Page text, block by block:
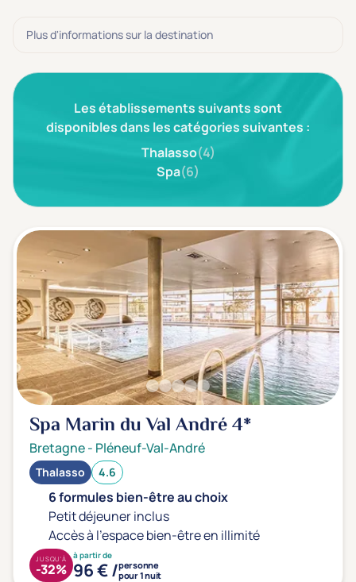
D'après notre partenaire Avis-Vérifiés
(0)
Excellent: 4+
Envie de
Ville
(0)
Montagne
(0)
Campagne
(0)
Type de séjour
Thalasso Thermal Spa Spa
Thématiques bien-être
Accès à l'espace bien-être
Massage, détente, Rituel du monde
Remise en forme
Plus d'informations sur la destination
Les établissements suivants sont
disponibles dans les catégories suivantes :
Thalasso(4)
Spa(6)
Spa Marin du Val André4*
Bretagne- Pléneuf-Val-André
Thalasso 4.6
6 formules bien-être au choix
Petit déjeuner inclus
Accès à l'espace bien-être en illimité
à partir de
96 € /personne
pour 1 nuit
JUSQU'À
-32%